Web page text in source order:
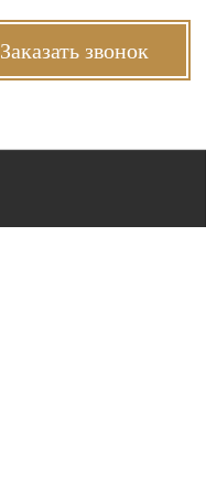
Заказать звонок